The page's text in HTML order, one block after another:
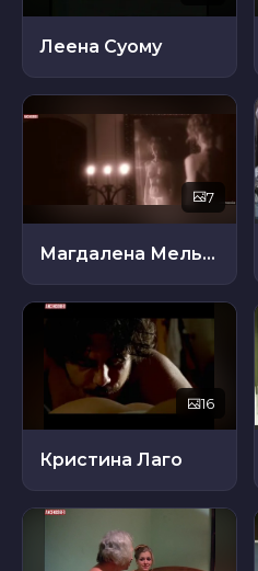
Леена Суому
7
Магдалена Мелькарц
16
Кристина Лаго